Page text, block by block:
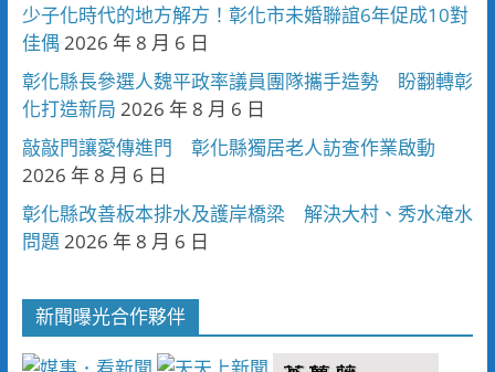
少子化時代的地方解方！彰化市未婚聯誼6年促成10對
佳偶 2026 年 8 月 6 日
彰化縣長參選人魏平政率議員團隊攜手造勢 盼翻轉彰
化打造新局 2026 年 8 月 6 日
敲敲門讓愛傳進門 彰化縣獨居老人訪查作業啟動
2026 年 8 月 6 日
彰化縣改善板本排水及護岸橋梁 解決大村、秀水淹水
問題 2026 年 8 月 6 日
新聞曝光合作夥伴